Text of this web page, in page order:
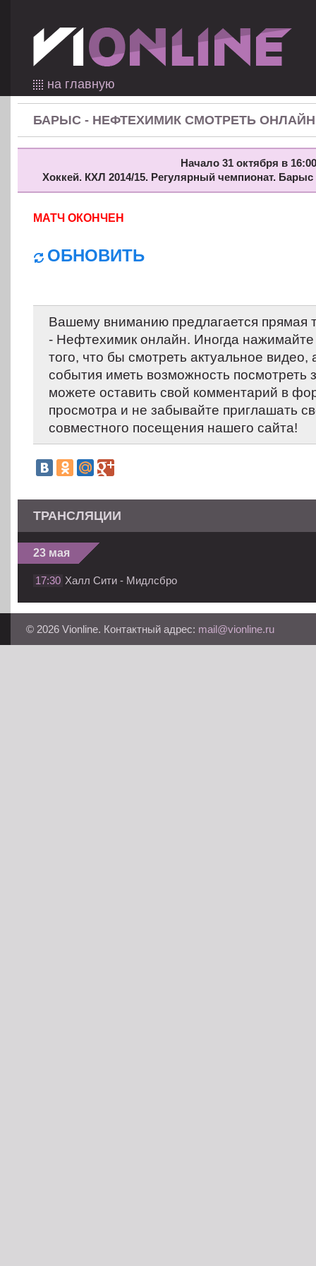
на главную
БАРЫС - НЕФТЕХИМИК СМОТРЕТЬ ОНЛАЙН
Начало 31 октября в
Хоккей. КХЛ 2014/15. Регулярный чемпионат.
МАТЧ ОКОНЧЕН
ОБНОВИТЬ
Вашему вниманию предлагается прямая
- Нефтехимик онлайн. Иногда нажимайте
того, что бы смотреть актуальное
события иметь возможность
можете оставить свой комментарий в
просмотра и не забывайте приглашать
совместного посещения нашего сайта!
ТРАНСЛЯЦИИ
23 мая
17:30 Халл Сити - Мидлсбро
© 2026 Vionline. Контактный адрес: mail@vionline.ru